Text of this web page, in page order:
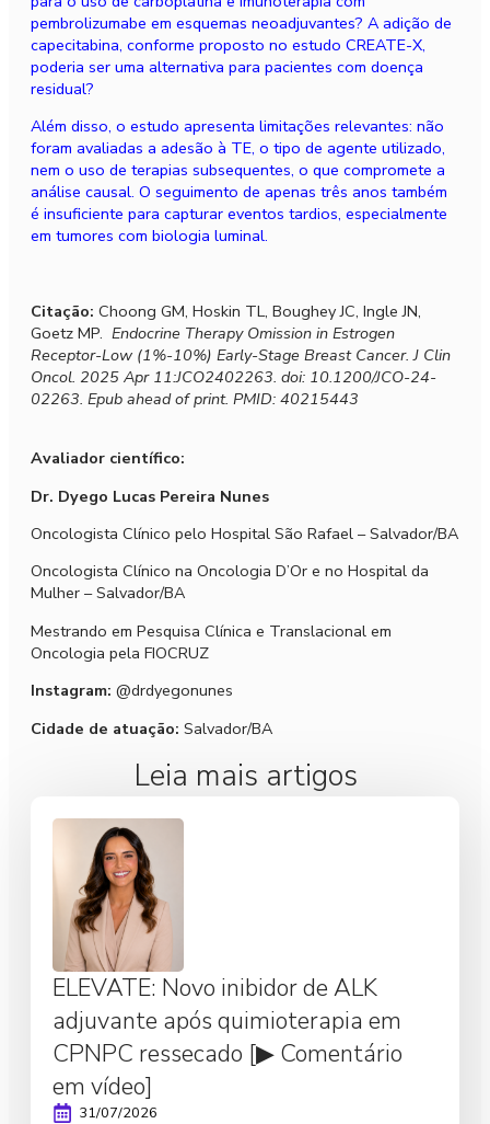
pembrolizumabe em esquemas neoadjuvantes? A adição de
capecitabina, conforme proposto no estudo CREATE-X,
poderia ser uma alternativa para pacientes com doença
residual?
Além disso, o estudo apresenta limitações relevantes: não
foram avaliadas a adesão à TE, o tipo de agente utilizado,
nem o uso de terapias subsequentes, o que compromete a
análise causal. O seguimento de apenas três anos também
é insuficiente para capturar eventos tardios, especialmente
em tumores com biologia luminal.
Citação: Choong GM, Hoskin TL, Boughey JC, Ingle JN,
Goetz MP. Endocrine Therapy Omission in Estrogen
Receptor-Low (1%-10%) Early-Stage Breast Cancer. J Clin
Oncol. 2025 Apr 11:JCO2402263. doi: 10.1200/JCO-24-
02263. Epub ahead of print. PMID: 40215443
Avaliador científico:
Dr. Dyego Lucas Pereira Nunes
Oncologista Clínico pelo Hospital São Rafael – Salvador/BA
Oncologista Clínico na Oncologia D’Or e no Hospital da
Mulher – Salvador/BA
Mestrando em Pesquisa Clínica e Translacional em
Oncologia pela FIOCRUZ
Instagram: @drdyegonunes
Cidade de atuação: Salvador/BA
Leia mais artigos
ELEVATE: Novo inibidor de ALK
adjuvante após quimioterapia em
CPNPC ressecado [▶ Comentário
em vídeo]
31/07/2026